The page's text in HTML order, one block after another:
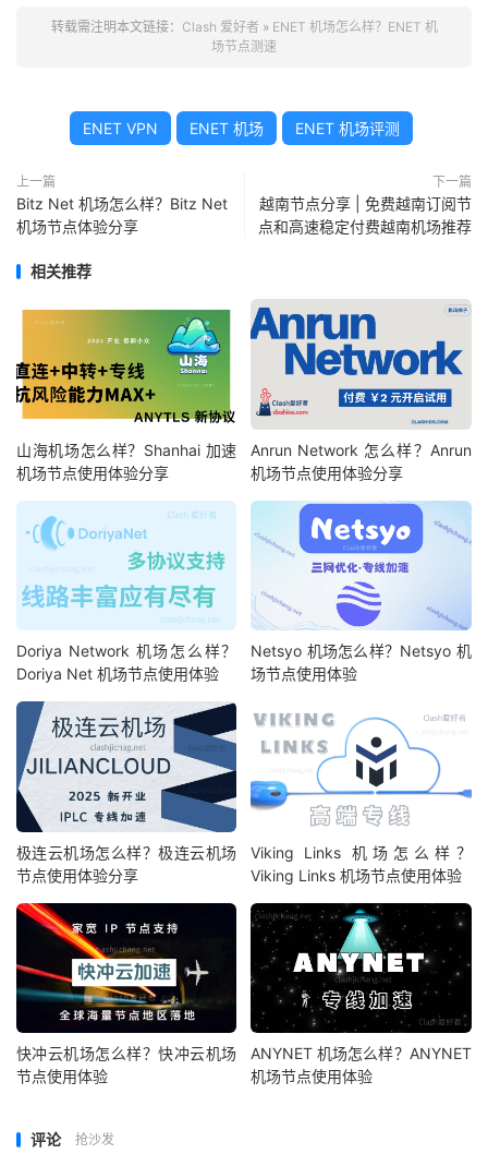
转载需注明本文链接： Clash 爱好者 » ENET 机场怎么样？ENET 机
场节点测速
ENET VPN ENET 机场 ENET 机场评测
上一篇
Bitz Net 机场怎么样？Bitz Net
机场节点体验分享
下一篇
越南节点分享 | 免费越南订阅节
点和高速稳定付费越南机场推荐
相关推荐
山海机场怎么样？Shanhai 加速
机场节点使用体验分享
Anrun Network 怎么样？Anrun
机场节点使用体验分享
Doriya Network 机场怎么样？
Doriya Net 机场节点使用体验
Netsyo 机场怎么样？Netsyo 机
场节点使用体验
极连云机场怎么样？极连云机场
节点使用体验分享
Viking Links 机场怎么样？
Viking Links 机场节点使用体验
快冲云机场怎么样？快冲云机场
节点使用体验
ANYNET 机场怎么样？ANYNET
机场节点使用体验
评论 抢沙发